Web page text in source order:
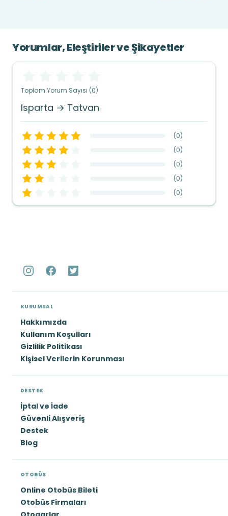
Yorumlar, Eleştiriler ve Şikayetler
Toplam Yorum Sayısı (0)
Isparta → Tatvan
(0)
(0)
(0)
(0)
(0)
KURUMSAL
Hakkımızda
Kullanım Koşulları
Gizlilik Politikası
Kişisel Verilerin Korunması
DESTEK
İptal ve İade
Güvenli Alışveriş
Destek
Blog
OTOBÜS
Online Otobüs Bileti
Otobüs Firmaları